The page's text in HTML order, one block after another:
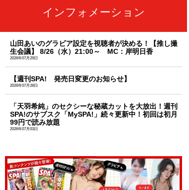
インフォメーション
山田あいのグラビア設定を視聴者が決める！【推し撮
生会議】 8/26（水）21:00～ MC：岸明日香
2026年07月29日
【週刊SPA! 発売日変更のお知らせ】
2026年07月28日
「天羽希純」のセクシーな秘蔵カットを大放出！週刊
SPA!のサブスク「MySPA!」続々更新中！初回は初月
99円で読み放題
2026年07月03日